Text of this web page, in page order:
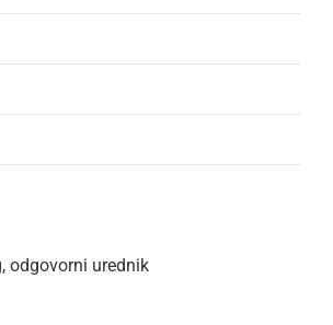
odgovorni urednik
za manj trkov z divjadjo